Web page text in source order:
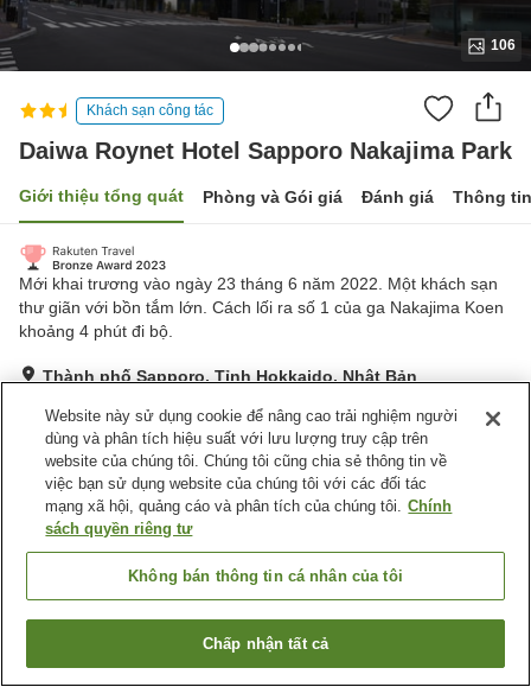
106
Khách sạn công tác
Daiwa Roynet Hotel Sapporo Nakajima Park
Giới thiệu tổng quát Phòng và Gói giá Đánh giá Thông
Mới khai trương vào ngày 23 tháng 6 năm 2022. Một khách sạn
thư giãn với bồn tắm lớn. Cách lối ra số 1 của ga Nakajima Koen
khoảng 4 phút đi bộ.
Thành phố Sapporo, Tỉnh Hokkaido, Nhật Bản
Tuyệt vời Đánh giá:884 lượt
Tiện nghi chỗ nghỉ
Wi-Fi
Khu hút thuốc riêng
Máy bán hàng tự động
Trang chủ
Daiwa Roynet Hotel Sapporo Nakajima Park
Tìm phòng trống
Website này sử dụng cookie để nâng cao trải nghiệm người
dùng và phân tích hiệu suất với lưu lượng truy cập trên
website của chúng tôi. Chúng tôi cũng chia sẻ thông tin về
việc bạn sử dụng website của chúng tôi với các đối tác
mạng xã hội, quảng cáo và phân tích của chúng tôi. Chính
sách quyền riêng tư
Không bán thông tin cá nhân của tôi
Chấp nhận tất cả